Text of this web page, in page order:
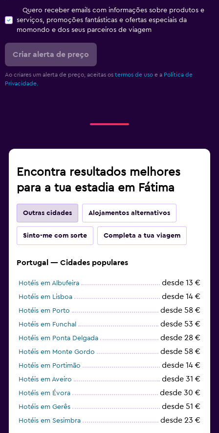
Quero receber emails com informações sobre produtos e
serviços, promoções fantásticas e ofertas especiais da
momondo e dos seus parceiros de viagem
Criar alerta de preço
Ao criares um alerta de preço, aceitas os termos de uso e a Política de
Privacidade.
Encontra resultados melhores
para a tua estadia em Fátima
Outras cidades Alojamentos alternativos
Sinto-me com sorte Completa a tua viagem
Portugal — Cidades populares
Hotéis em Albufeira desde 13 €
Hotéis em Lisboa desde 14 €
Hotéis em Porto desde 58 €
Hotéis em Funchal desde 53 €
Hotéis em Ponta Delgada desde 28 €
Hotéis em Monte Gordo desde 58 €
Hotéis em Portimão desde 14 €
Hotéis em Aveiro desde 31 €
Hotéis em Évora desde 30 €
Hotéis em Gerês desde 51 €
Hotéis em Sesimbra desde 23 €